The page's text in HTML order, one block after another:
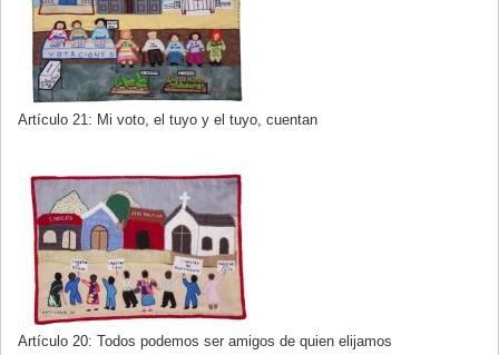
Artículo 21: Mi voto, el tuyo y el tuyo, cuentan
Artículo 20: Todos podemos ser amigos de quien elijamos